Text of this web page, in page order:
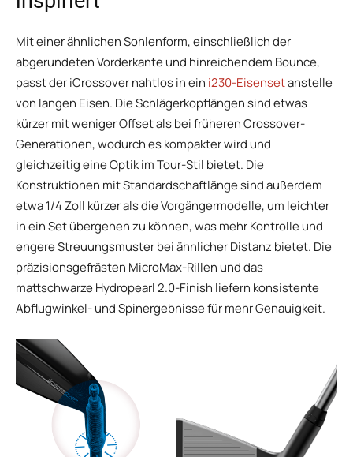
Mit einer ähnlichen Sohlenform, einschließlich der
abgerundeten Vorderkante und hinreichendem Bounce,
passt der iCrossover nahtlos in ein i230-Eisensetanstelle
von langen Eisen. Die Schlägerkopflängen sind etwas
kürzer mit weniger Offset als bei früheren Crossover-
Generationen, wodurch es kompakter wird und
gleichzeitig eine Optik im Tour-Stil bietet. Die
Konstruktionen mit Standardschaftlänge sind außerdem
etwa 1/4 Zoll kürzer als die Vorgängermodelle, um leichter
in ein Set übergehen zu können, was mehr Kontrolle und
engere Streuungsmuster bei ähnlicher Distanz bietet. Die
präzisionsgefrästen MicroMax-Rillen und das
mattschwarze Hydropearl 2.0-Finish liefern konsistente
Abflugwinkel- und Spinergebnisse für mehr Genauigkeit.